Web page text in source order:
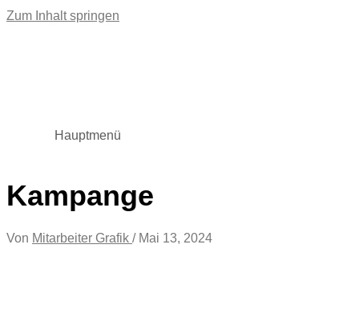
Zum Inhalt springen
Hauptmenü
Kampange
Von Mitarbeiter Grafik / Mai 13, 2024